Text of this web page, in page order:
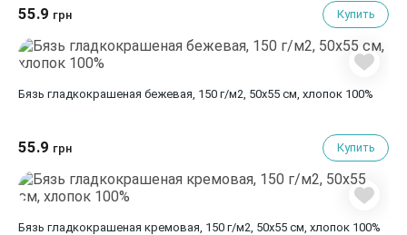
55.9 грн Купить
Бязь гладкокрашеная бежевая, 150 г/м2, 50х55 см, хлопок 100%
55.9 грн Купить
Бязь гладкокрашеная кремовая, 150 г/м2, 50х55 см, хлопок 100%